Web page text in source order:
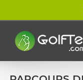
au
contenu